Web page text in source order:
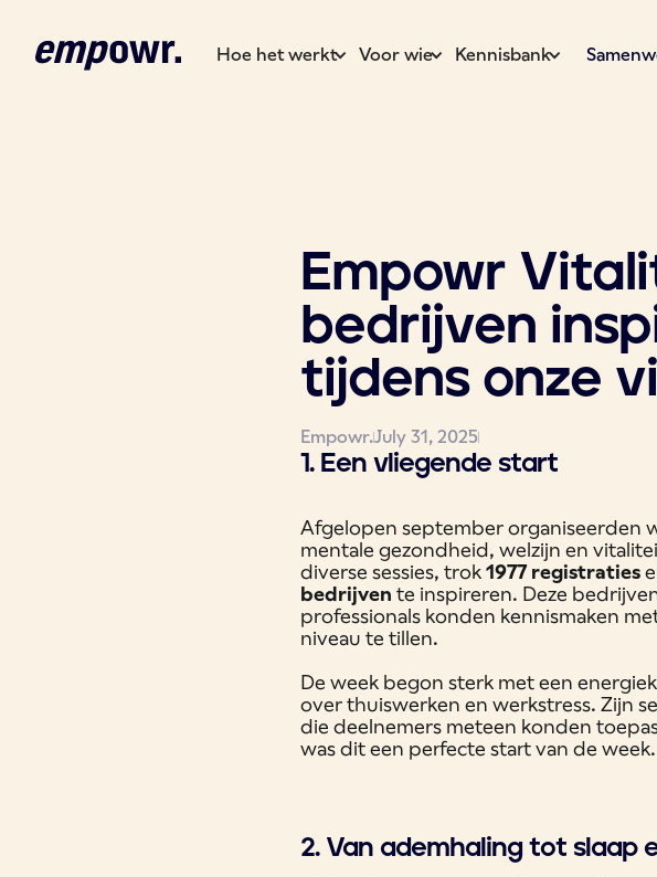
Hoe het werkt Voor wie Kennisbank
Empowr
bedrijven
tijdens onze
Empowr.July 31, 2025
1. Een vliegende start
Afgelopen september organiseerden
mentale gezondheid, welzijn en
diverse sessies, trok1977 registraties
bedrijven te inspireren. Deze
professionals konden kennismaken
niveau te tillen.
De week begon sterk met een
over thuiswerken en werkstress. Zijn
die deelnemers meteen konden
was dit een perfecte start van de week.
2. Van ademhaling tot slaap